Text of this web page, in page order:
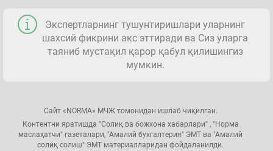
Экспертларнинг тушунтиришлари уларнинг
шахсий фикрини акс эттиради ва Сиз уларга
таяниб мустақил қарор қабул қилишингиз
мумкин.
Сайт «NORMA» МЧЖ томонидан ишлаб чиқилган.
Контентни яратишда "Солиқ ва божхона хабарлари" , "Норма
маслаҳатчи" газеталари, "Амалий бухгалтерия" ЭМТ ва "Амалий
солиқ солиш" ЭМТ материалларидан фойдаланилди.